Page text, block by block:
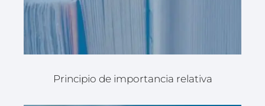
Principio de importancia relativa